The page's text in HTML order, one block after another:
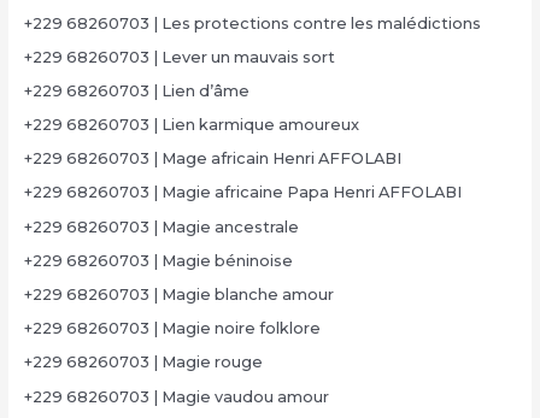
+229 68260703 | Les protections contre les malédictions
+229 68260703 | Lever un mauvais sort
+229 68260703 | Lien d’âme
+229 68260703 | Lien karmique amoureux
+229 68260703 | Mage africain Henri AFFOLABI
+229 68260703 | Magie africaine Papa Henri AFFOLABI
+229 68260703 | Magie ancestrale
+229 68260703 | Magie béninoise
+229 68260703 | Magie blanche amour
+229 68260703 | Magie noire folklore
+229 68260703 | Magie rouge
+229 68260703 | Magie vaudou amour